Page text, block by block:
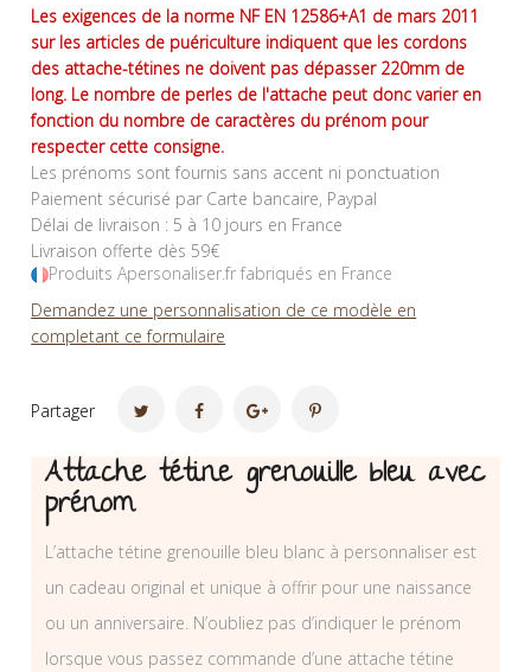
Les exigences de la norme NF EN 12586+A1 de mars 2011
sur les articles de puériculture indiquent que les cordons
des attache-tétines ne doivent pas dépasser 220mm de
long. Le nombre de perles de l'attache peut donc varier en
fonction du nombre de caractères du prénom pour
respecter cette consigne.
Les prénoms sont fournis sans accent ni ponctuation
Paiement sécurisé par Carte bancaire, Paypal
Délai de livraison : 5 à 10 jours en France
Livraison offerte dès 59€
Produits Apersonaliser.fr fabriqués en France
Demandez une personnalisation de ce modèle en
completant ce formulaire
Partager
Attache tétine grenouille bleu avec
prénom
L’attache tétine grenouille bleu blanc à personnaliser est
un cadeau original et unique à offrir pour une naissance
ou un anniversaire. N’oubliez pas d’indiquer le prénom
lorsque vous passez commande d’une attache tétine